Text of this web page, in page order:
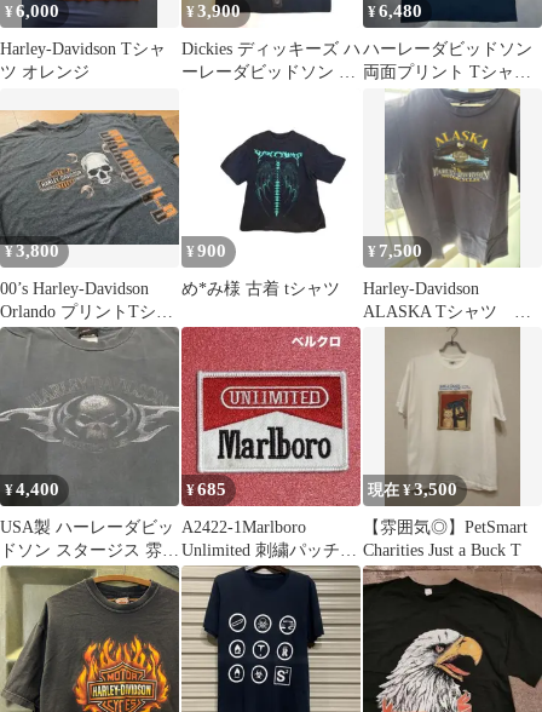
¥6,000
Harley-Davidson Tシャ
ツ オレンジ
¥3,900
Dickies ディッキーズ ハ
ーレーダビッドソン ワ
¥6,480
ハーレーダビッドソン
両面プリント Tシャツ
XL 紺 バイカー 偉人 古
¥3,800
00’s Harley-Davidson
Orlando プリントTシャ
ツ
¥ 900
め*み様 古着 tシャツ
¥ 7,500
Harley-Davidson
ALASKA Tシャツ 大
幅値下げ⭕️
¥4,400
USA製 ハーレーダビッ
ドソン スタージス 雰囲
気系 ボロ Tシャツ スカ
¥685
A2422-1Marlboro
Unlimited 刺繍パッチ
ベルクロ
現在 ¥3,500
【雰囲気◎】PetSmart
Charities Just a Buck T